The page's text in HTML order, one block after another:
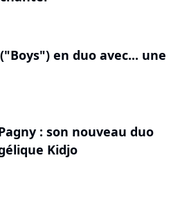
en duo avec... une
: son nouveau duo
Kidjo